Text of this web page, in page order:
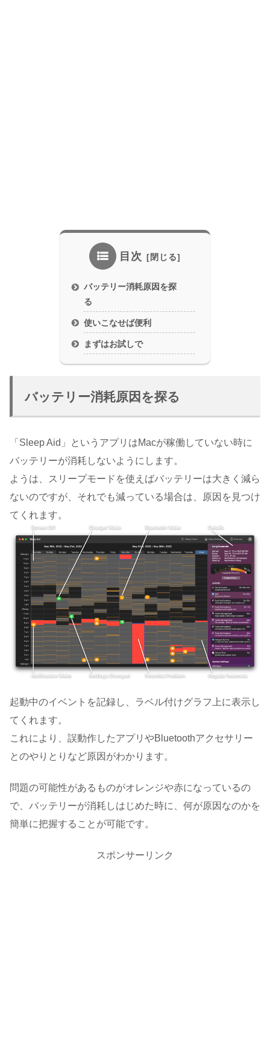
目次
バッテリー消耗原因を探
る
使いこなせば便利
まずはお試しで
バッテリー消耗原因を探る
「Sleep Aid」というアプリはMacが稼働していない時に
バッテリーが消耗しないようにします。
ようは、スリープモードを使えばバッテリーは大きく減ら
ないのですが、それでも減っている場合は、原因を見つけ
てくれます。
起動中のイベントを記録し、ラベル付けグラフ上に表示し
てくれます。
これにより、誤動作したアプリやBluetoothアクセサリー
とのやりとりなど原因がわかります。
問題の可能性があるものがオレンジや赤になっているの
で、バッテリーが消耗しはじめた時に、何が原因なのかを
簡単に把握することが可能です。
スポンサーリンク